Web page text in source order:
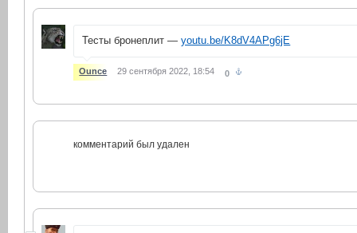
Тесты бронеплит —youtu.be/K8dV4APg6jE
Ounce 29 сентября 2022, 18:54 0
комментарий был удален